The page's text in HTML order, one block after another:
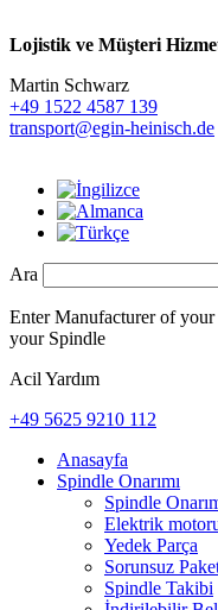
Lojistik ve Müşteri
Martin Schwarz
+49 1522 4587 139
transport@egin-heinisch.de
Ara
Enter Manufacturer of
your Spindle
Acil Yardım
+49 5625 9210 112
Anasayfa
Spindle Onarımı
Spindle
Elektrik motoru
Yedek Parça
Sorunsuz
Spindle Takibi